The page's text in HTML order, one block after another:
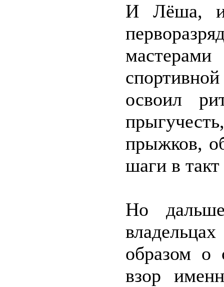
И Лёша, и
освоил
прыжков,
шаги в
Но
образом о
взор